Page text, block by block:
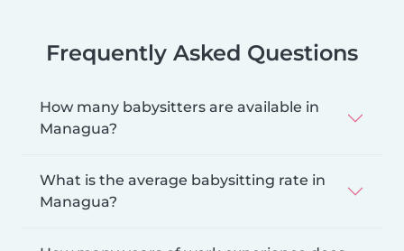
Frequently Asked Questions
How many babysitters are available in
Managua?
What is the average babysitting rate in
Managua?